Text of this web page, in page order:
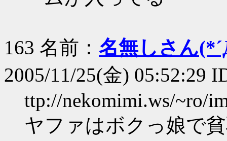
163 名前： 名無しさん
2005/11/25(金) 05:52:29
ttp://nekomimi.ws/~ro/
ヤファはボクっ娘で